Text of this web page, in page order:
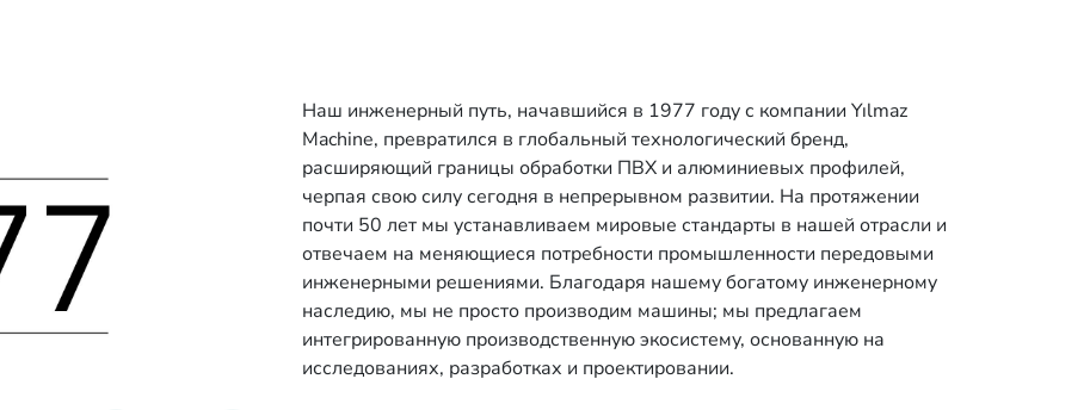
Наш инженерный путь, начавшийся в 1977 году с компании Yılmaz
Machine, превратился в глобальный технологический бренд,
расширяющий границы обработки ПВХ и алюминиевых профилей,
черпая свою силу сегодня в непрерывном развитии. На протяжении
почти 50 лет мы устанавливаем мировые стандарты в нашей отрасли и
отвечаем на меняющиеся потребности промышленности передовыми
инженерными решениями. Благодаря нашему богатому инженерному
наследию, мы не просто производим машины; мы предлагаем
интегрированную производственную экосистему, основанную на
исследованиях, разработках и проектировании.